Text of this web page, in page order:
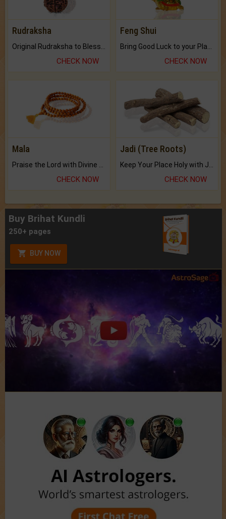
Rudraksha
CHECK NOW
Feng Shui
CHECK NOW
Mala
Praise the Lord with Divine Energies of Mala.
CHECK NOW
Jadi (Tree Roots)
Keep Your Place Holy with Jadi.
CHECK NOW
Buy Brihat Kundli
250+ pages
BUY NOW